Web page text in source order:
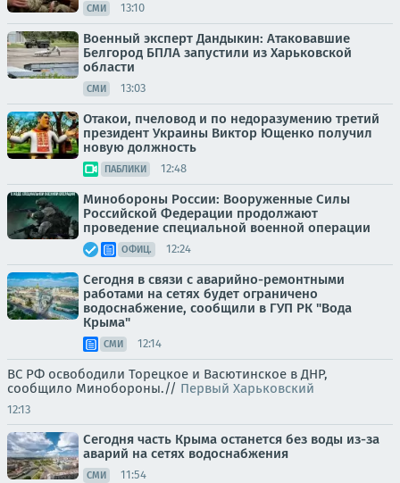
СМИ 13:10
Военный эксперт Дандыкин: Атаковавшие
Белгород БПЛА запустили из Харьковской
области
СМИ 13:03
Отакои, пчеловод и по недоразумению третий
президент Украины Виктор Ющенко получил
новую должность
ПАБЛИКИ 12:48
Минобороны России: Вооруженные Силы
Российской Федерации продолжают
проведение специальной военной операции
ОФИЦ. 12:24
Сегодня в связи с аварийно-ремонтными
работами на сетях будет ограничено
водоснабжение, сообщили в ГУП РК "Вода
Крыма"
СМИ 12:14
ВС РФ освободили Торецкое и Васютинское в ДНР,
сообщило Минобороны.// Первый Харьковский
12:13
Сегодня часть Крыма останется без воды из-за
аварий на сетях водоснабжения
СМИ 11:54